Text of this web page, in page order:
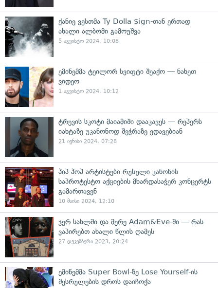
ქანიე ვესთმა Ty Dolla $ign-თან ერთად
ახალი ალბომი გამოუშვა
5 აგვისტო 2024, 10:08
ემინემმა ტეილორ სვიფტი შეაქო — ნახეთ
ვიდეო
1 აგვისტო 2024, 10:12
ტრევის სკოტი მაიამიში დააკავეს — რეპერს
იახტაზე უკანონოდ შეჭრაზე ედავებიან
21 ივნისი 2024, 07:28
ჰიპ-ჰოპ არტისტები რუსული კანონის
საპროტესტო აქციების მხარდასაჭერ კონცერტს
გამართავენ
10 მაისი 2024, 12:10
ჯერ სახლში და მერე Adam&Eve-ში — რას
ვაპირებთ ახალი წლის ღამეს
27 დეკემბერი 2023, 20:24
ემინემმა Super Bowl-ზე Lose Yourself-ის
შესრულების დროს დაიჩოქა